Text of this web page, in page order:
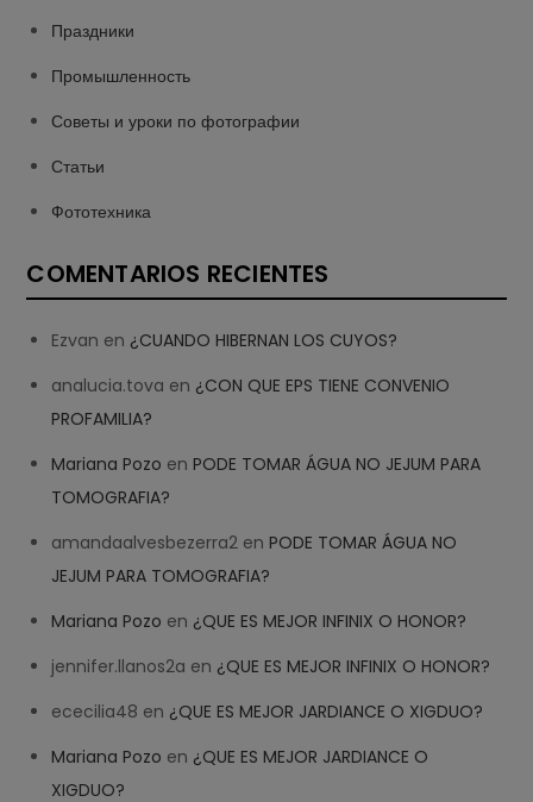
Праздники
Промышленность
Советы и уроки по фотографии
Статьи
Фототехника
COMENTARIOS RECIENTES
Ezvan en ¿CUANDO HIBERNAN LOS CUYOS?
analucia.tova en ¿CON QUE EPS TIENE CONVENIO
PROFAMILIA?
Mariana Pozo enPODE TOMAR ÁGUA NO JEJUM PARA
TOMOGRAFIA?
amandaalvesbezerra2 enPODE TOMAR ÁGUA NO
JEJUM PARA TOMOGRAFIA?
Mariana Pozo en ¿QUE ES MEJOR INFINIX O HONOR?
jennifer.llanos2a en ¿QUE ES MEJOR INFINIX O HONOR?
ececilia48 en ¿QUE ES MEJOR JARDIANCE O XIGDUO?
Mariana Pozo en ¿QUE ES MEJOR JARDIANCE O
XIGDUO?